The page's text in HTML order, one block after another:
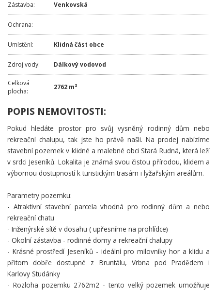
Zástavba: Venkovská
Ochrana:
Umístění: Klidná část obce
Zdroj vody: Dálkový vodovod
Celková
plocha:
2762 m²
POPIS NEMOVITOSTI:
Pokud hledáte prostor pro svůj vysněný rodinný dům nebo
rekreační chalupu, tak jste ho právě našli. Na prodej nabízíme
stavební pozemek v klidné a malebné obci Stará Rudná, která leží
v srdci Jeseníků. Lokalita je známá svou čistou přírodou, klidem a
výbornou dostupností k turistickým trasám i lyžařským areálům.
Parametry pozemku:
- Atraktivní stavební parcela vhodná pro rodinný dům a nebo
rekreační chatu
- Inženýrské sítě v dosahu ( upřesníme na prohlídce)
- Okolní zástavba - rodinné domy a rekreační chalupy
- Krásné prostředí Jeseníků - ideální pro milovníky hor a klidu a
přitom dobře dostupné z Bruntálu, Vrbna pod Pradědem i
Karlovy Studánky
- Rozloha pozemku 2762m2 - tento velký pozemek umožňuje